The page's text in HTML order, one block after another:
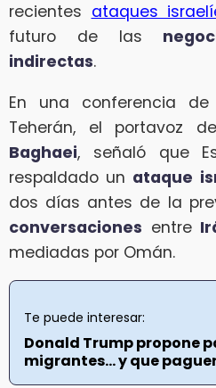
recientes ataques
futuro de las
indirectas.
En una conferencia
Teherán, el portavoz
Baghaei, señaló que
respaldado un ataque
dos días antes de la
conversaciones entre
mediadas por Omán.
Te puede interesar:
Donald Trump propone
migrantes… y que